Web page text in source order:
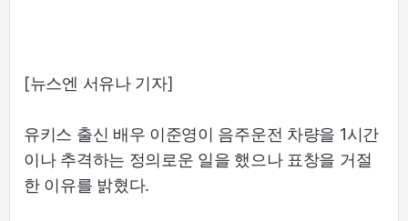
[뉴스엔 서유나 기자]
유키스 출신 배우 이준영이 음주운전 차량을 1시간
이나 추격하는 정의로운 일을 했으나 표창을 거절
한 이유를 밝혔다.